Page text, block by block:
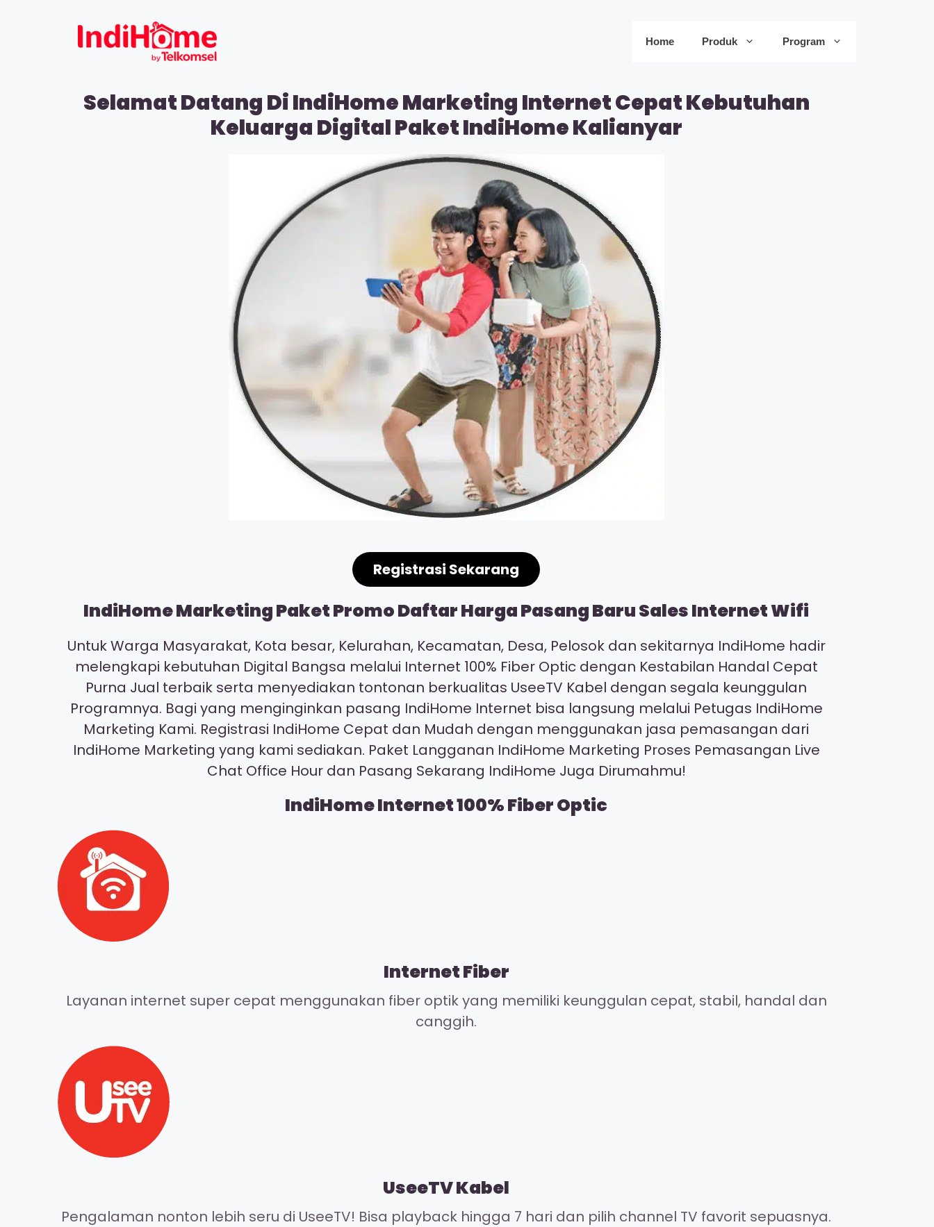
Home Produk Program
Selamat Datang Di IndiHome Marketing Internet Cepat Kebutuhan
Keluarga Digital Paket IndiHome Kalianyar
Registrasi Sekarang
IndiHome Marketing Paket Promo Daftar Harga Pasang Baru Sales Internet Wifi
Untuk Warga Masyarakat, Kota besar, Kelurahan, Kecamatan, Desa, Pelosok dan sekitarnya IndiHome hadir
melengkapi kebutuhan Digital Bangsa melalui Internet 100% Fiber Optic dengan Kestabilan Handal Cepat
Purna Jual terbaik serta menyediakan tontonan berkualitas UseeTV Kabel dengan segala keunggulan
Programnya. Bagi yang menginginkan pasang IndiHome Internet bisa langsung melalui Petugas IndiHome
Marketing Kami. Registrasi IndiHome Cepat dan Mudah dengan menggunakan jasa pemasangan dari
IndiHome Marketing yang kami sediakan. Paket Langganan IndiHome Marketing Proses Pemasangan Live
Chat Office Hour dan Pasang Sekarang IndiHome Juga Dirumahmu!
IndiHome Internet 100% Fiber Optic
Internet Fiber
Layanan internet super cepat menggunakan fiber optik yang memiliki keunggulan cepat, stabil, handal dan
canggih.
UseeTV Kabel
Pengalaman nonton lebih seru di UseeTV! Bisa playback hingga 7 hari dan pilih channel TV favorit sepuasnya.